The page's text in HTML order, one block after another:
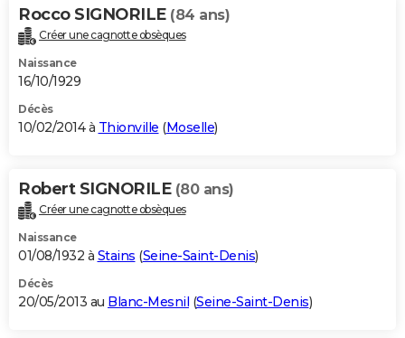
Rocco SIGNORILE (84 ans)
Créer une cagnotte obsèques
Naissance
16/10/1929
Décès
10/02/2014 à Thionville (Moselle)
Robert SIGNORILE (80 ans)
Créer une cagnotte obsèques
Naissance
01/08/1932 à Stains (Seine-Saint-Denis)
Décès
20/05/2013 au Blanc-Mesnil (Seine-Saint-Denis)